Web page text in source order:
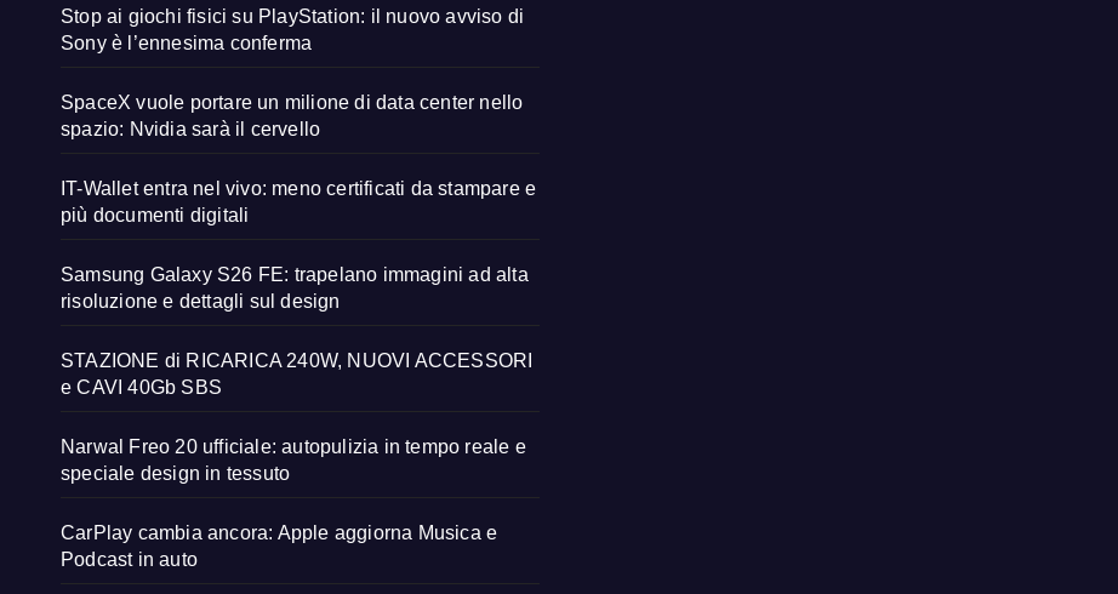
Stop ai giochi fisici su PlayStation: il nuovo avviso di
Sony è l’ennesima conferma
SpaceX vuole portare un milione di data center nello
spazio: Nvidia sarà il cervello
IT-Wallet entra nel vivo: meno certificati da stampare e
più documenti digitali
Samsung Galaxy S26 FE: trapelano immagini ad alta
risoluzione e dettagli sul design
STAZIONE di RICARICA 240W, NUOVI ACCESSORI
e CAVI 40Gb SBS
Narwal Freo 20 ufficiale: autopulizia in tempo reale e
speciale design in tessuto
CarPlay cambia ancora: Apple aggiorna Musica e
Podcast in auto